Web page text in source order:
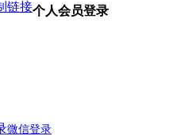
链接个人会员登录
微信登录